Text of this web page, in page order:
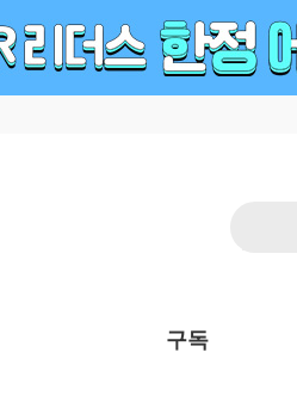
구독